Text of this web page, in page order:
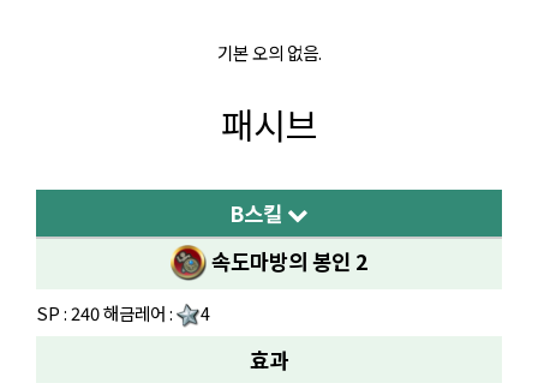
기본 오의 없음.
패시브
B스킬
속도마방의 봉인 2
SP : 240 해금레어 : 4
효과